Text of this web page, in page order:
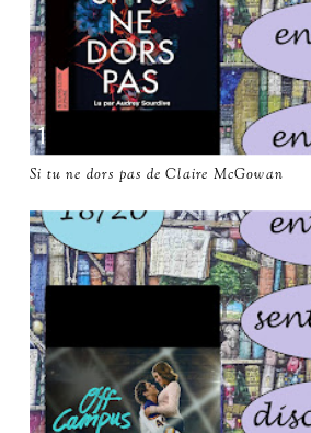
Si tu ne dors pas de Claire McGowan